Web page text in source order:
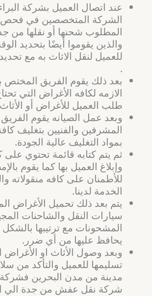
عند اتصال العميل بشركة
الشركة المتخصصين في فحص
المطلوب شحنها أو نقلها من
والذين يقوموا أيضًا بتحديد
للعميل لنقل الاثاث به مع
.
بعد ذلك يقوم الفريق المختص
الازمه لكافه الأغراض التي
طلب العميل للأغراض أو
وبعد عمل الصيانه يقوم
المشرفين والفنيين بتغليف
بمواد التغليف عالية الجودة.
ثم يتم كتابه قائمة تحتوي على
وإبلاغ العميل بها كما يقوم
للأطمنان على كافه منقولاته
الخدمة لدينا.
يتم بعد ذلك تحميل الأغراض
سيارات النقل والشاحنات
المشحونات مع ترتيبها
يحافظ عليها من أي ضرر.
وبعد وصول الأثاث او الأغراض
تسليمها للعميل والتأكد من
مدينة من مدن البحرين فشركة
شركة نقل عفش من جدة الي